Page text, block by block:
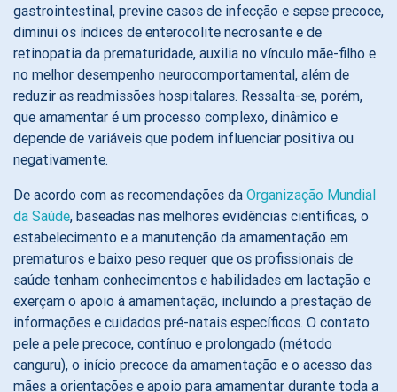
gastrointestinal, previne casos de infecção e sepse precoce,
diminui os índices de enterocolite necrosante e de
retinopatia da prematuridade, auxilia no vínculo mãe-filho e
no melhor desempenho neurocomportamental, além de
reduzir as readmissões hospitalares. Ressalta-se, porém,
que amamentar é um processo complexo, dinâmico e
depende de variáveis que podem influenciar positiva ou
negativamente.
De acordo com as recomendações da Organização Mundial
da Saúde, baseadas nas melhores evidências científicas, o
estabelecimento e a manutenção da amamentação em
prematuros e baixo peso requer que os profissionais de
saúde tenham conhecimentos e habilidades em lactação e
exerçam o apoio à amamentação, incluindo a prestação de
informações e cuidados pré-natais específicos. O contato
pele a pele precoce, contínuo e prolongado (método
canguru), o início precoce da amamentação e o acesso das
mães a orientações e apoio para amamentar durante toda a